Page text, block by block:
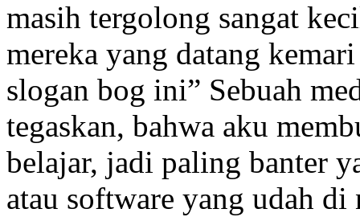
masih tergolong sangat
mereka yang datang
slogan bog ini” Sebuah
tegaskan, bahwa aku
belajar, jadi paling banter
atau software yang udah